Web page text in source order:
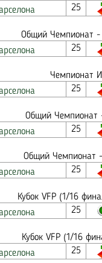
25
Общий Чемпионат
25
Чемпионат
25
Общий Чемпионат
25
Общий Чемпионат
25
Кубок VFP (1/16
25
Кубок VFP (1/16
25